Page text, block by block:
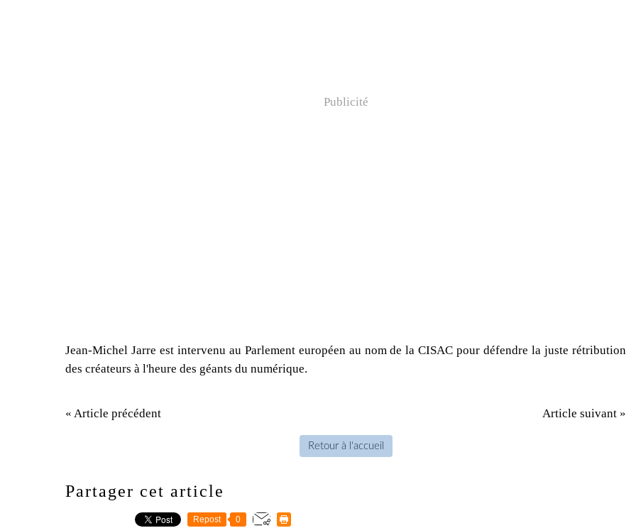
Publicité
Jean-Michel Jarre est intervenu au Parlement européen au nom de la CISAC pour défendre la juste rétribution
des créateurs à l'heure des géants du numérique.
« Article précédent Article suivant »
Retour à l'accueil
Partager cet article
Repost 0